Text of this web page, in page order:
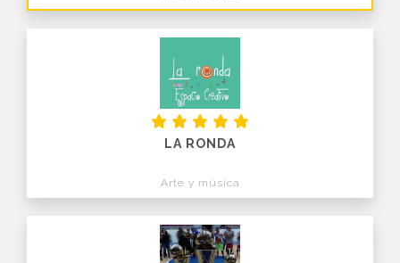
LA RONDA
Arte y música